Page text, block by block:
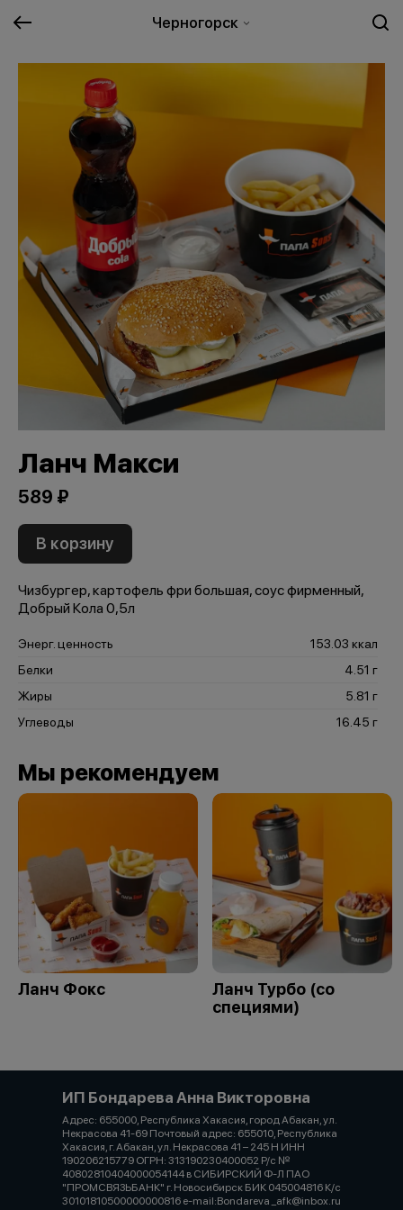
Черногорск
Ланч Макси
589 ₽
В корзину
Чизбургер, картофель фри большая, соус фирменный,
Добрый Кола 0,5л
Энерг. ценность
153.03 ккал
Белки
4.51 г
Жиры
5.81 г
Углеводы
16.45 г
Мы рекомендуем
Ланч Фокс
Ланч Турбо (со
специями)
ИП Бондарева Анна Викторовна
Адрес: 655000, Республика Хакасия, город Абакан, ул.
Некрасова 41-69 Почтовый адрес: 655010, Республика
Хакасия, г. Абакан, ул. Некрасова 41 – 245 Н ИНН
190206215779 ОГРН: 313190230400052 Р/с №
40802810404000054144 в СИБИРСКИЙ Ф-Л ПАО
"ПРОМСВЯЗЬБАНК" г. Новосибирск БИК 045004816 К/с
30101810500000000816 e-mail:Bondareva _afk@inbox.ru